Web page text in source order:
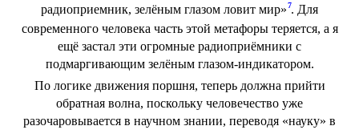
радиоприемник, зелёным глазом ловит мир» 7. Для
современного человека часть этой метафоры теряется, а я
ещё застал эти огромные радиоприёмники с
подмаргивающим зелёным глазом-индикатором.
По логике движения поршня, теперь должна прийти
обратная волна, поскольку человечество уже
разочаровывается в научном знании, переводя «науку» в